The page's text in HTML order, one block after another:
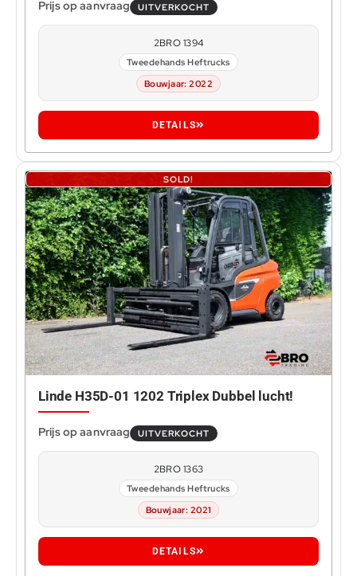
UITVERKOCHT
2BRO 1394
Tweedehands Heftrucks
Bouwjaar: 2022
DETAILS
SOLD!
Linde H35D-01 1202 Triplex Dubbel lucht!
UITVERKOCHT
2BRO 1363
Tweedehands Heftrucks
Bouwjaar: 2021
DETAILS